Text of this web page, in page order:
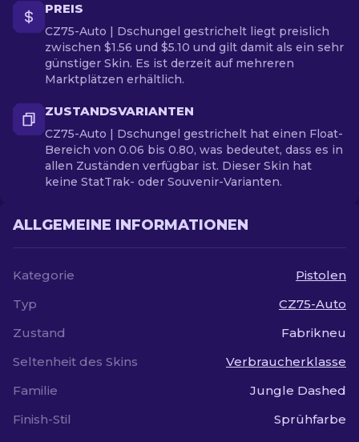
PREIS
CZ75-Auto | Dschungel gestrichelt liegt preislich
zwischen $1.56 und $5.10 und gilt damit als ein sehr
günstiger Skin. Es ist derzeit auf mehreren
Marktplätzen erhältlich.
ZUSTANDSVARIANTEN
CZ75-Auto | Dschungel gestrichelt hat einen Float-
Bereich von 0.06 bis 0.80, was bedeutet, dass es in
allen Zuständen verfügbar ist. Dieser Skin hat
keine StatTrak- oder Souvenir-Varianten.
ALLGEMEINE INFORMATIONEN
Kategorie
Pistolen
Typ
CZ75-Auto
Zustand
Fabrikneu
Seltenheit des Skins
Verbraucherklasse
Familie
Jungle Dashed
Finish-Stil
Sprühfarbe